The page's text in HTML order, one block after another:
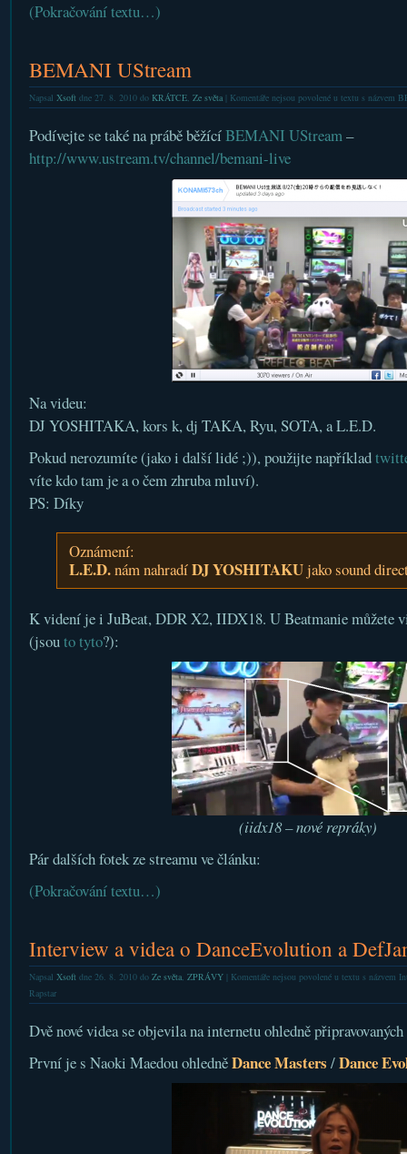
(Pokračování textu…)
BEMANI UStream
Napsal Xsoftdne 27. 8. 2010 do KRÁTCE, Ze světa| Komentáře nejsou povolenéu textu s názvem
Podívejte se také na prábě běžícíBEMANI UStream–
http://www.ustream.tv/channel/bemani-live
Na videu:
DJ YOSHITAKA, kors k, dj TAKA, Ryu, SOTA, a L.E.D.
Pokud nerozumíte (jako i další lidé ;)), použijte například
víte kdo tam je a o čem zhruba mluví).
PS: Díky
Oznámení:
L.E.D.nám nahradíDJ YOSHITAKUjako sound
K videní je i JuBeat, DDR X2, IIDX18. U Beatmanie můžete
(jsouto tyto?):
(iidx18 – nové repráky)
Pár dalších fotek ze streamu ve článku:
(Pokračování textu…)
Interview a videa o DanceEvolution a
Napsal Xsoftdne 26. 8. 2010 do Ze světa, ZPRÁVY| Komentáře nejsou povolenéu textu s názvem
Rapstar
Dvě nové videa se objevila na internetu ohledně
První je s Naoki Maedou ohledněDance Masters /Dance